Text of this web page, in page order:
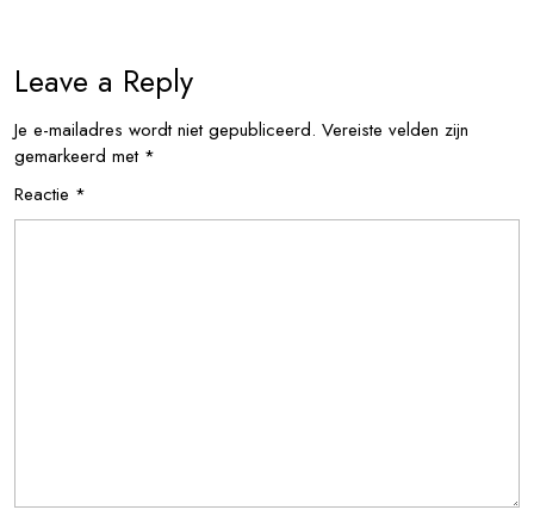
Leave a Reply
Je e-mailadres wordt niet gepubliceerd. Vereiste velden zijn
gemarkeerd met *
Reactie *